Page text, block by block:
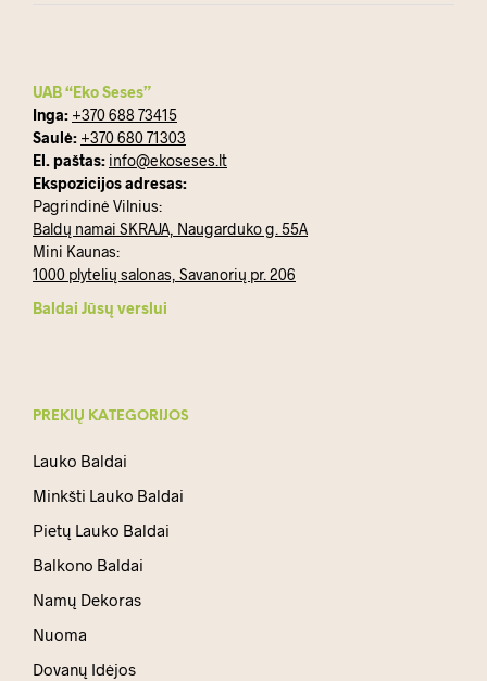
UAB “Eko Seses”
Inga: +370 688 73415
Saulė: +370 680 71303
El. paštas: info@ekoseses.lt
Ekspozicijos adresas:
Pagrindinė Vilnius:
Baldų namai SKRAJA, Naugarduko g. 55A
Mini Kaunas:
1000 plytelių salonas, Savanorių pr. 206
Baldai Jūsų verslui
PREKIŲ KATEGORIJOS
Lauko Baldai
Minkšti Lauko Baldai
Pietų Lauko Baldai
Balkono Baldai
Namų Dekoras
Nuoma
Dovanų Idėjos